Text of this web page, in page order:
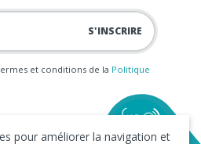
et conditions de la Politique
pour améliorer la navigation et